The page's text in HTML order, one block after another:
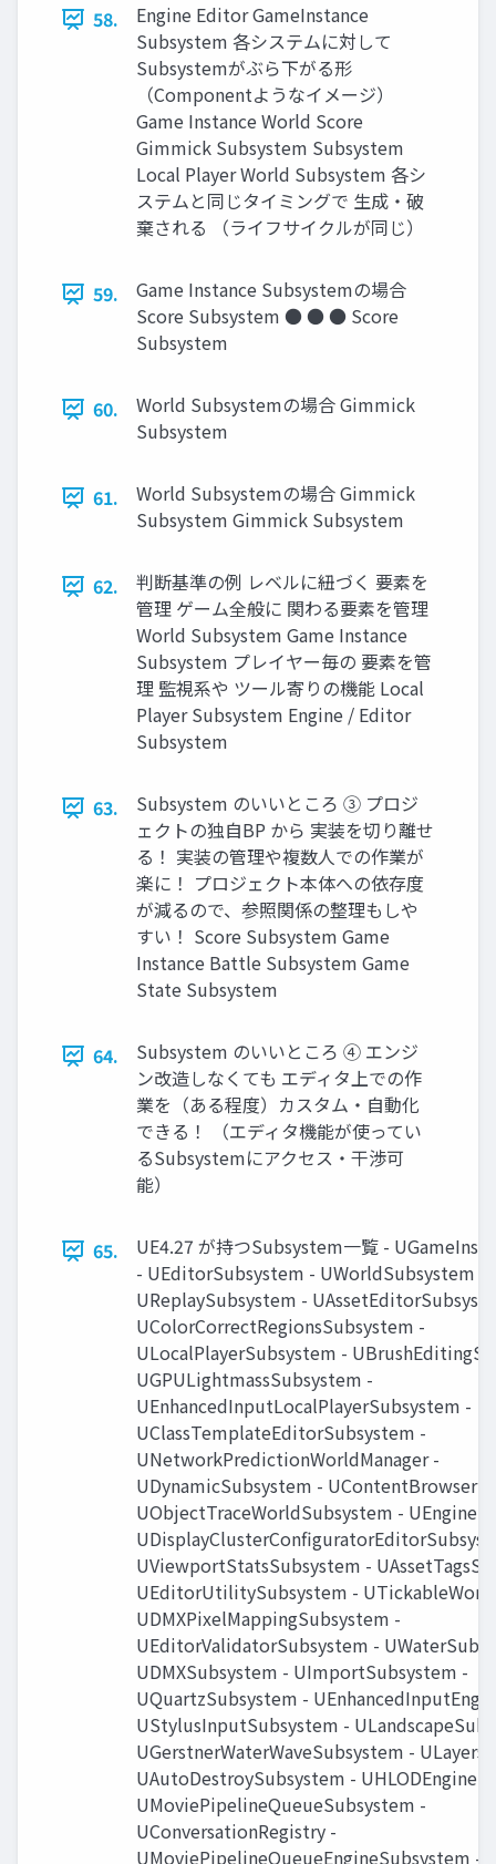
58.
Engine Editor GameInstance
Subsystem 各システムに対して
Subsystemがぶら下がる形
（Componentようなイメージ）
Game Instance World Score
Gimmick Subsystem Subsystem
Local Player World Subsystem 各シ
ステムと同じタイミングで 生成・破
棄される （ライフサイクルが同じ）
59.
Game Instance Subsystemの場合
Score Subsystem ● ● ● Score
Subsystem
60.
World Subsystemの場合 Gimmick
Subsystem
61.
World Subsystemの場合 Gimmick
Subsystem Gimmick Subsystem
62.
判断基準の例 レベルに紐づく 要素を
管理 ゲーム全般に 関わる要素を管理
World Subsystem Game Instance
Subsystem プレイヤー毎の 要素を管
理 監視系や ツール寄りの機能 Local
Player Subsystem Engine / Editor
Subsystem
63.
Subsystem のいいところ ③ プロジ
ェクトの独自BP から 実装を切り離せ
る！ 実装の管理や複数人での作業が
楽に！ プロジェクト本体への依存度
が減るので、参照関係の整理もしや
すい！ Score Subsystem Game
Instance Battle Subsystem Game
State Subsystem
64.
Subsystem のいいところ ④ エンジ
ン改造しなくても エディタ上での作
業を（ある程度）カスタム・自動化
できる！ （エディタ機能が使ってい
るSubsystemにアクセス・干渉可
能）
65.
UE4.27 が持つSubsystem一覧 -
- UEditorSubsystem - UWorldSubsystem -
UReplaySubsystem -
UColorCorrectRegionsSubsystem -
ULocalPlayerSubsystem -
UGPULightmassSubsystem -
UEnhancedInputLocalPlayerSubsystem -
UClassTemplateEditorSubsystem -
UNetworkPredictionWorldManager -
UDynamicSubsystem -
UObjectTraceWorldSubsystem -
UViewportStatsSubsystem -
UEditorUtilitySubsystem -
UDMXPixelMappingSubsystem -
UEditorValidatorSubsystem -
UDMXSubsystem - UImportSubsystem -
UQuartzSubsystem -
UStylusInputSubsystem -
UGerstnerWaterWaveSubsystem -
UAutoDestroySubsystem -
UMoviePipelineQueueSubsystem -
UConversationRegistry -
UMoviePipelineQueueEngineSubsystem -